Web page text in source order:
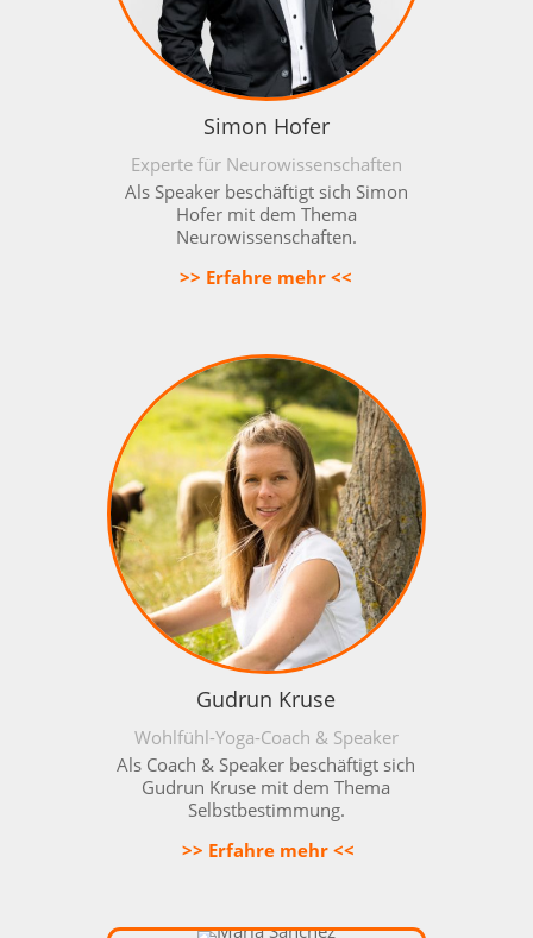
Simon Hofer
Experte für Neurowissenschaften
Als Speaker beschäftigt sich Simon
Hofer mit dem Thema
Neurowissenschaften.
>> Erfahre mehr <<
Gudrun Kruse
Wohlfühl-Yoga-Coach & Speaker
Als Coach & Speaker beschäftigt sich
Gudrun Kruse mit dem Thema
Selbstbestimmung.
>> Erfahre mehr <<